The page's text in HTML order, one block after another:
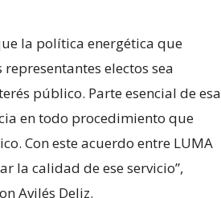
la política energética que
electos sea
público. Parte esencial de esa
en todo procedimiento que
Con este acuerdo entre LUMA
la calidad de ese servicio”,
Avilés Deliz.